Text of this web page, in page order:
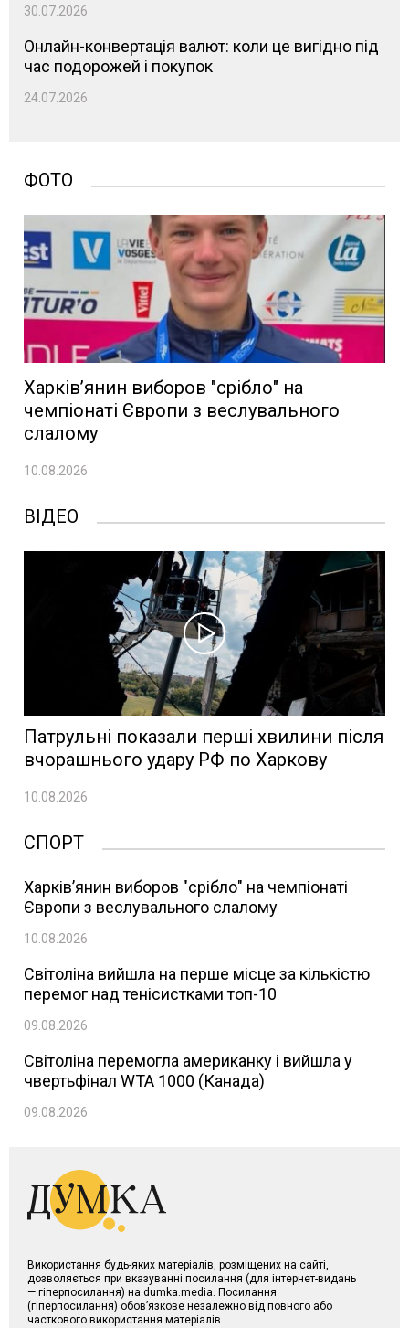
30.07.2026
Онлайн-конвертація валют: коли це вигідно під
час подорожей і покупок
24.07.2026
ФОТО
Харків’янин виборов "срібло" на
чемпіонаті Європи з веслувального
слалому
10.08.2026
ВІДЕО
Патрульні показали перші хвилини після
вчорашнього удару РФ по Харкову
10.08.2026
СПОРТ
Харків’янин виборов "срібло" на чемпіонаті
Європи з веслувального слалому
10.08.2026
Світоліна вийшла на перше місце за кількістю
перемог над тенісистками топ-10
09.08.2026
Світоліна перемогла американку і вийшла у
чвертьфінал WTA 1000 (Канада)
09.08.2026
Використання будь-яких матеріалів, розміщених на сайті,
дозволяється при вказуванні посилання (для інтернет-видань
— гіперпосилання) на dumka.media. Посилання
(гіперпосилання) обов’язкове незалежно від повного або
часткового використання матеріалів.